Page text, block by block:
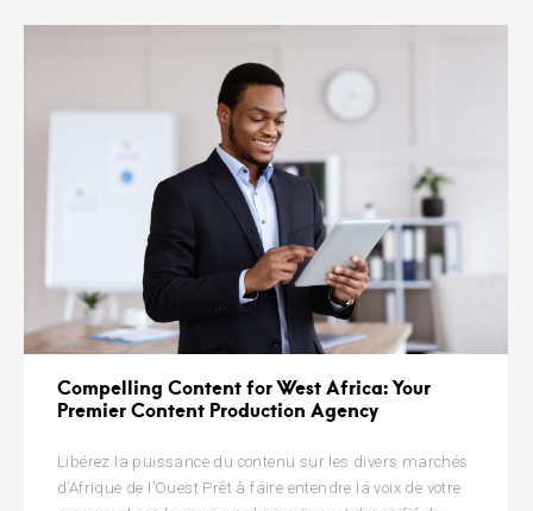
Compelling Content for West Africa: Your
Premier Content Production Agency
Libérez la puissance du contenu sur les divers marchés
d’Afrique de l’Ouest Prêt à faire entendre la voix de votre